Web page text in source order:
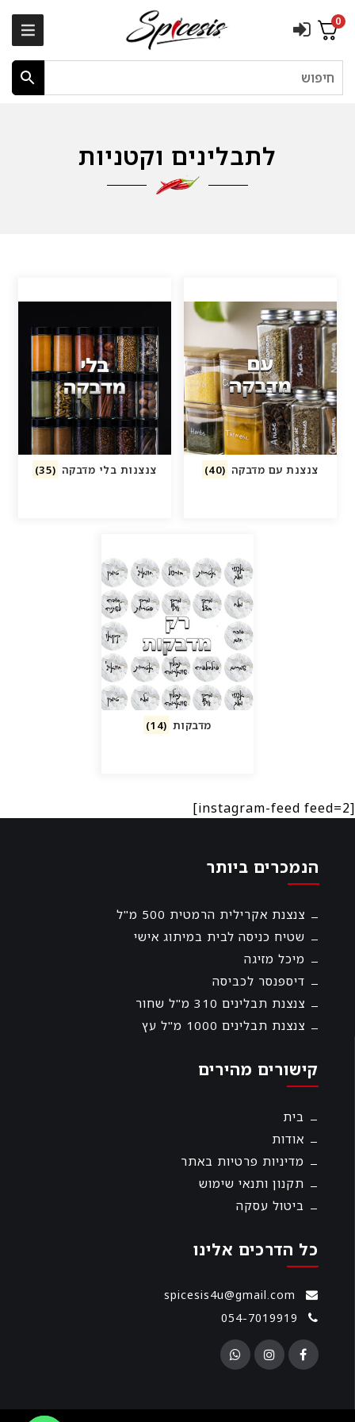
0
חיפוש
לתבלינים וקטניות
צנצנת עם מדבקה (40) צנצנות בלי מדבקה (35)
מדבקות (14)
[instagram-feed feed=2]
הנמכרים ביותר
צנצנת אקרילית הרמטית 500 מ"ל
שטיח כניסה לבית במיתוג אישי
מיכל מזיגה
דיספנסר לכביסה
צנצנת תבלינים 310 מ"ל שחור
צנצנת תבלינים 1000 מ"ל עץ
קישורים מהירים
בית
אודות
מדיניות פרטיות באתר
תקנון ותנאי שימוש
ביטול עסקה
כל הדרכים אלינו
spicesis4u@gmail.com
054-7019919